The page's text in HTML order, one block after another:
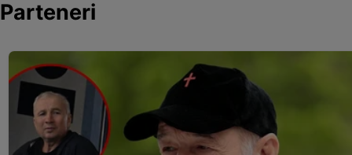
Parteneri